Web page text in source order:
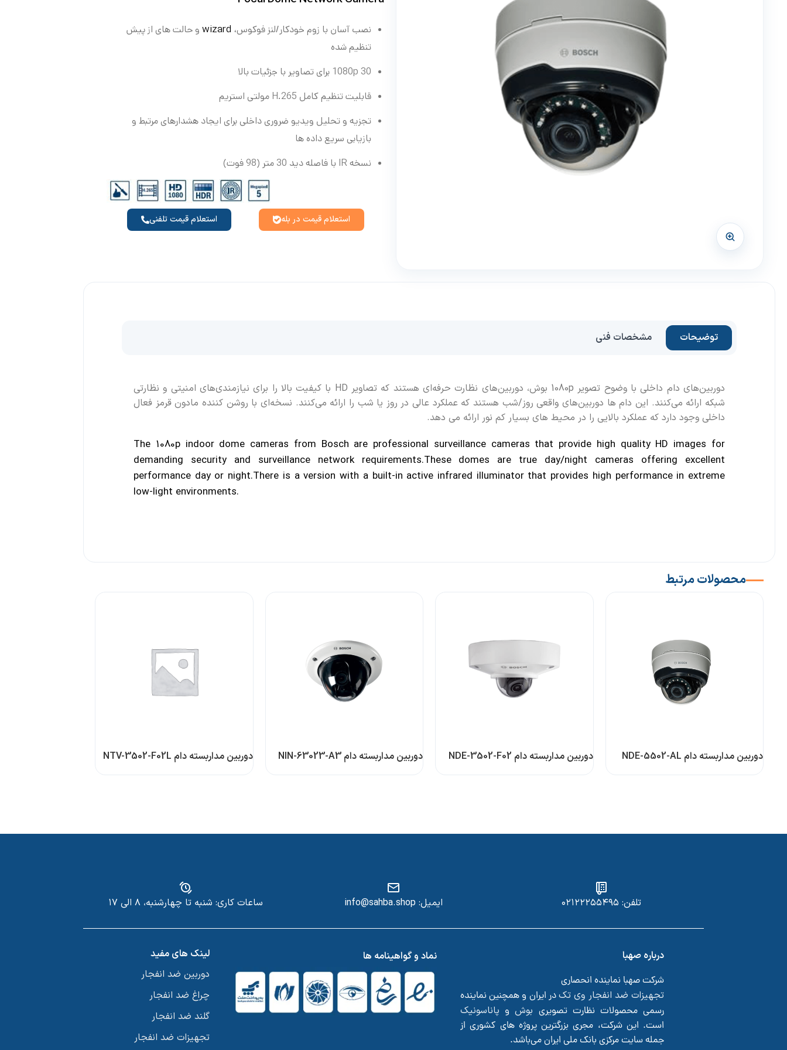
نصب آسان با زوم خودکار/لنز فوکوس، wizard و حالت های از پیش
تنظیم شده
1080p 30 برای تصاویر با جزئیات بالا
قابلیت تنظیم کامل H.265 مولتی استریم
تجزیه و تحلیل ویدیو ضروری داخلی برای ایجاد هشدارهای مرتبط و
بازیابی سریع داده ها
نسخه IR با فاصله دید 30 متر (98 فوت)
استعلام قیمت در بله استعلام قیمت تلفنی
توضیحات مشخصات فنی
دوربین‌های دام داخلی با وضوح تصویر 1080p بوش، دوربین‌های نظارت حرفه‌ای هستند که تصاویر HD با کیفیت بالا را برای نیازمندی‌های امنیتی و نظارتی
شبکه ارائه می‌کنند. این دام ها دوربین‌های واقعی روز/شب هستند که عملکرد عالی در روز یا شب را ارائه می‌کنند. نسخه‌ای با روشن کننده مادون قرمز فعال
داخلی وجود دارد که عملکرد بالایی را در محیط های بسیار کم نور ارائه می دهد.
The 1080p indoor dome cameras from Bosch are professional surveillance cameras that provide high quality HD images for
demanding security and surveillance network requirements.These domes are true day/night cameras offering excellent
performance day or night.There is a version with a built-in active infrared illuminator that provides high performance in extreme
low-light environments.
محصولات مرتبط
دوربین مداربسته دام NDE-5502-AL دوربین مداربسته دام NDE-3502-F02 دوربین مداربسته دام NIN-63023-A3 دوربین مداربسته دام NTV-3502-F02L
تلفن: ۰۲۱۲۲۲۵۵۴۹۵ ایمیل: info@sahba.shop ساعات کاری: شنبه تا چهارشنبه، ۸ الی ۱۷
درباره صهبا
شرکت صهبا نماینده انحصاری
تجهیزات ضد انفجار وی تکدر ایران و همچنین نماینده
رسمی محصولات نظارت تصویری بوشو پاناسونیک
است. این شرکت، مجری بزرگترین پروژه های کشوری از
جمله سایت مرکزی بانک ملی ایران می‌باشد.
نماد و گواهینامه ها
لینک های مفید
دوربین ضد انفجار
چراغ ضد انفجار
گلند ضد انفجار
تجهیزات ضد انفجار